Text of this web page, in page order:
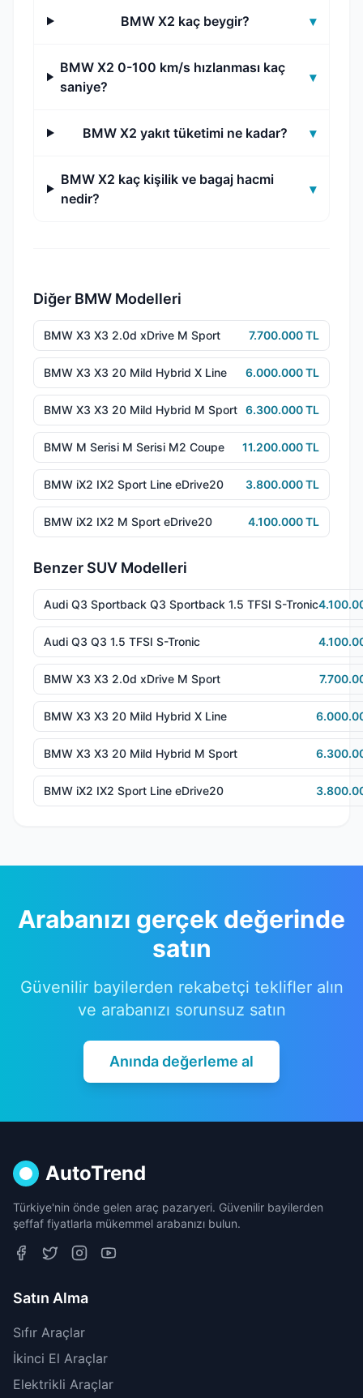
BMW X2 kaç beygir? ▾
BMW X2 0-100 km/s hızlanması kaç
saniye?
▾
BMW X2 yakıt tüketimi ne kadar? ▾
BMW X2 kaç kişilik ve bagaj hacmi
nedir?
▾
Diğer BMW Modelleri
BMW X3 X3 2.0d xDrive M Sport 7.700.000 TL
BMW X3 X3 20 Mild Hybrid X Line 6.000.000 TL
BMW X3 X3 20 Mild Hybrid M Sport 6.300.000 TL
BMW M Serisi M Serisi M2 Coupe 11.200.000 TL
BMW iX2 IX2 Sport Line eDrive20 3.800.000 TL
BMW iX2 IX2 M Sport eDrive20 4.100.000 TL
Benzer SUV Modelleri
Audi Q3 Sportback Q3 Sportback 1.5 TFSI S-Tronic
Audi Q3 Q3 1.5 TFSI S-Tronic
BMW X3 X3 2.0d xDrive M Sport
BMW X3 X3 20 Mild Hybrid X Line
BMW X3 X3 20 Mild Hybrid M Sport
BMW iX2 IX2 Sport Line eDrive20
Arabanızı gerçek değerinde
satın
Güvenilir bayilerden rekabetçi teklifler alın
ve arabanızı sorunsuz satın
Anında değerleme al
AutoTrend
Türkiye'nin önde gelen araç pazaryeri. Güvenilir bayilerden
şeffaf fiyatlarla mükemmel arabanızı bulun.
Satın Alma
Sıfır Araçlar
İkinci El Araçlar
Elektrikli Araçlar